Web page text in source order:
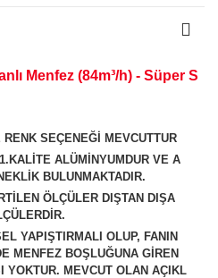
Menfez (84m³/h) - Süper S
RENK SEÇENEĞİ MEVCUTTUR
ALÜMİNYUMDUR VE A
BULUNMAKTADIR.
ÖLÇÜLER DIŞTAN DIŞA
YAPIŞTIRMALI OLUP, FANIN
MENFEZ BOŞLUĞUNA GİREN
YOKTUR. MEVCUT OLAN AÇIKL